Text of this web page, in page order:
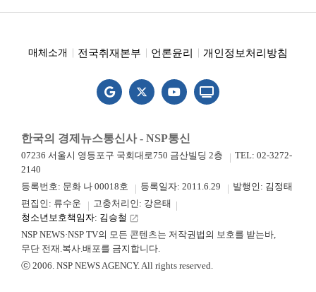
매체소개 전국취재본부 언론윤리 개인정보처리방침
한국의 경제뉴스통신사 - NSP통신
07236 서울시 영등포구 국회대로750 금산빌딩 2층
TEL: 02-3272-
2140
등록번호: 문화 나 00018호
등록일자: 2011.6.29
발행인: 김정태
편집인: 류수운
고충처리인: 강은태
청소년보호책임자: 김승철 launch
NSP NEWS·NSP TV의 모든 콘텐츠는 저작권법의 보호를 받는바,
무단 전재.복사.배포를 금지합니다.
ⓒ 2006. NSP NEWS AGENCY. All rights reserved.